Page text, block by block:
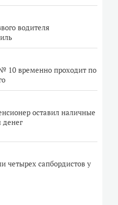
водителя
10 временно проходит по
оставил наличные
денег
четырех сапбордистов у